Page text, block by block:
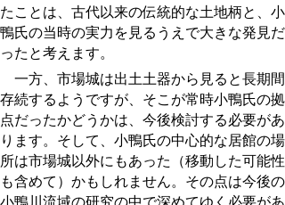
たことは、古代以来の伝統的な土地柄と、小
鴨氏の当時の実力を見るうえで大きな発見だ
ったと考えます。
一方、市場城は出土土器から見ると長期間
存続するようですが、そこが常時小鴨氏の拠
点だったかどうかは、今後検討する必要があ
ります。そして、小鴨氏の中心的な居館の場
所は市場城以外にもあった（移動した可能性
も含めて）かもしれません。その点は今後の